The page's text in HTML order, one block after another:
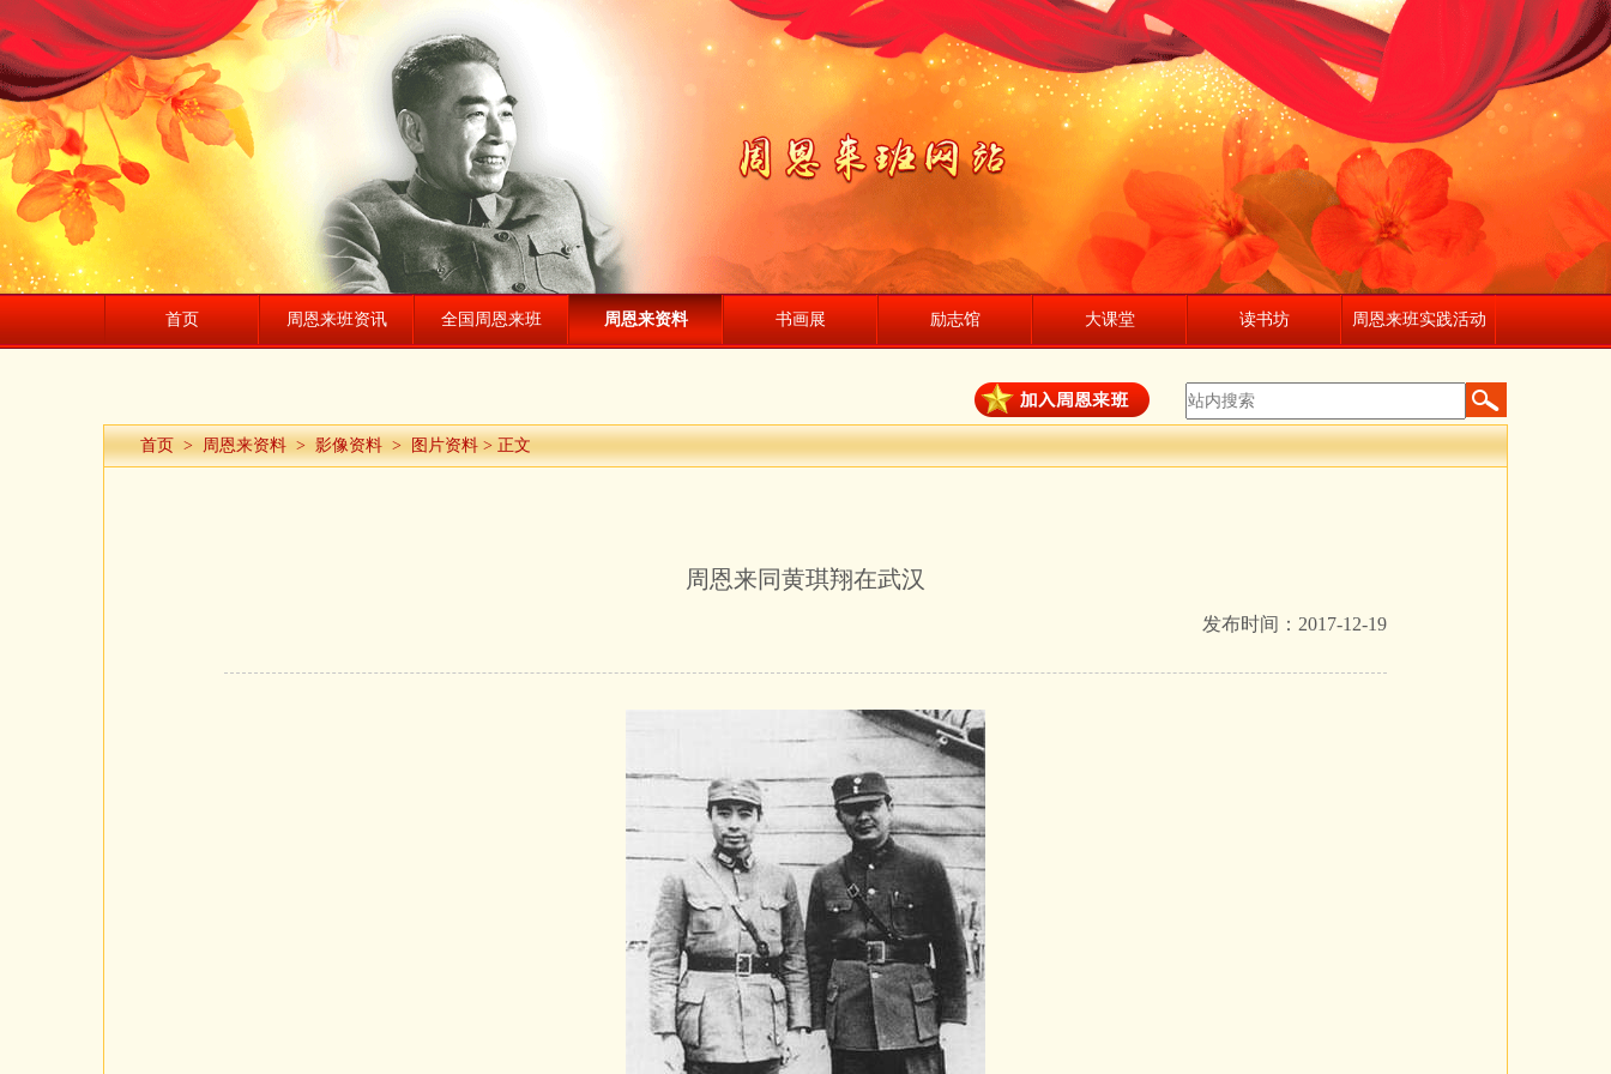
首页 周恩来班资讯 全国周恩来班 周恩来资料 书画展 励志馆 大课堂 读书坊 周恩来班实践活动
首页 > 周恩来资料 > 影像资料 > 图片资料 > 正文
周恩来同黄琪翔在武汉
发布时间：2017-12-19